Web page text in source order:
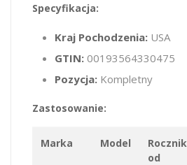
Specyfikacja:
Kraj Pochodzenia: USA
GTIN: 00193564330475
Pozycja: Kompletny
Zastosowanie:
Marka Model
Rocznik
od